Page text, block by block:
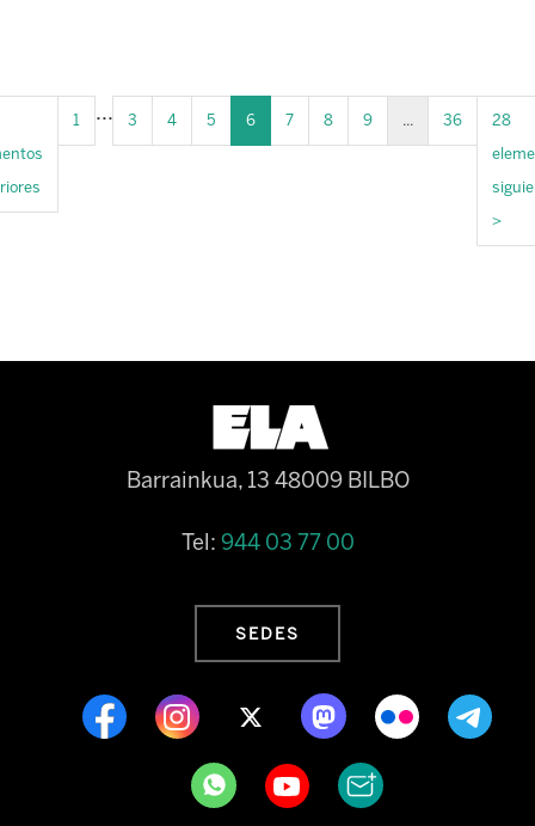
1 ... 3 4 5 6 7 8 9 ... 36
28
>
Barrainkua, 13 48009 BILBO
Tel: 944 03 77 00
SEDES